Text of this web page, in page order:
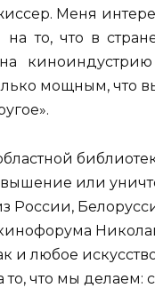
Меня
на то, что в
киноиндустрию
мощным, что
или
России,
и любое
то, что мы